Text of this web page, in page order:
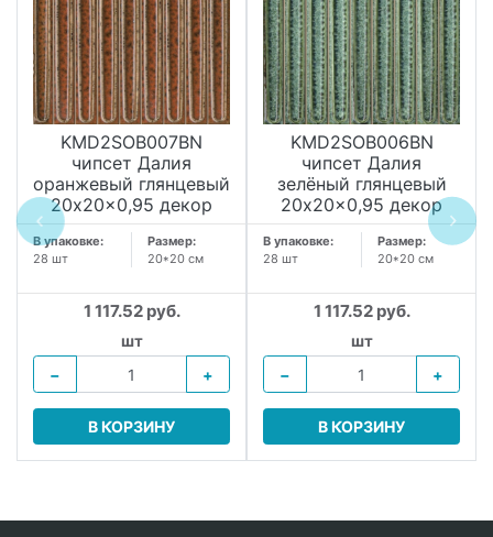
KMD2SOB007BN
чипсет Далия
оранжевый глянцевый
20x20x0,95 декор
В упаковке:
28 шт
Размер:
20*20 см
1 117.52 руб.
шт
−
+
В КОРЗИНУ
KMD2SOB006BN
чипсет Далия
зелёный глянцевый
20x20x0,95 декор
В упаковке:
28 шт
Размер:
20*20 см
1 117.52 руб.
шт
−
+
В КОРЗИНУ